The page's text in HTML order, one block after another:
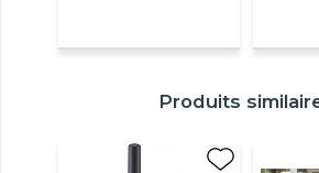
Produits